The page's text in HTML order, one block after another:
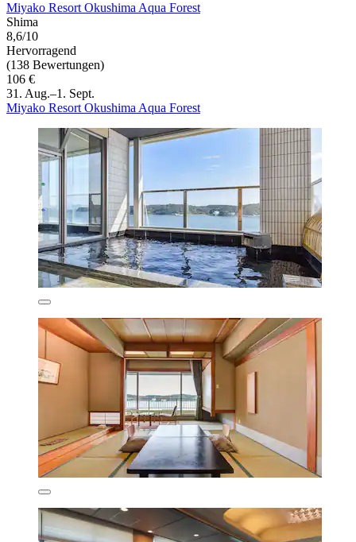
Miyako Resort Okushima Aqua Forest
Shima
8,6/10
Hervorragend
(138 Bewertungen)
106 €
31. Aug.–1. Sept.
Miyako Resort Okushima Aqua Forest